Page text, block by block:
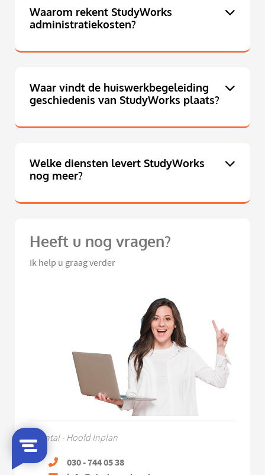
Waarom rekent StudyWorks
administratiekosten?
Waar vindt de huiswerkbegeleiding
geschiedenis van StudyWorks plaats?
Welke diensten levert StudyWorks
nog meer?
Heeft u nog vragen?
Ik help u graag verder
Chantal - Hoofd Inplan
030 - 744 05 38